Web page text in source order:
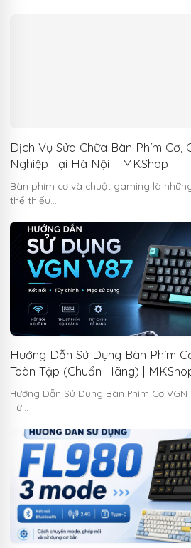
Dịch Vụ Sửa Chữa Bàn Phím Cơ,
Nghiệp Tại Hà Nội – MKShop
Bàn phím cơ và chuột gaming là
thể thiếu…
Hướng Dẫn Sử Dụng Bàn Phím
Toàn Tập (Chuẩn Hãng) |
Hướng Dẫn Sử Dụng Bàn Phím Cơ
Từ…